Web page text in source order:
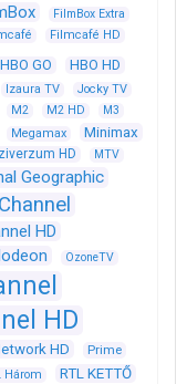
FilmBox Extra
Filmcafé HD
HBO GO HBO HD
Izaura TV
Jocky TV
M2 M2 HD M3
Megamax Minimax
HD
MTV
Geographic
HD
OzoneTV
HD
HD Prime
Három RTL KETTŐ